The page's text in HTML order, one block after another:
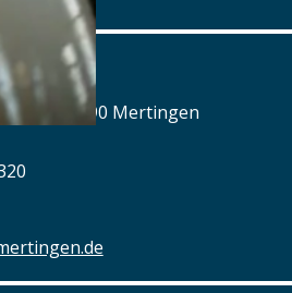
21, 86690 Mertingen